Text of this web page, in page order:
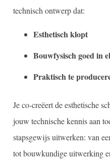
technisch ontwerp dat:
Esthetisch klopt
Bouwfysisch goed in
Praktisch te
Je co-creëert de esthetische
jouw technische kennis aan
stapsgewijs uitwerken: van
tot bouwkundige uitwerking